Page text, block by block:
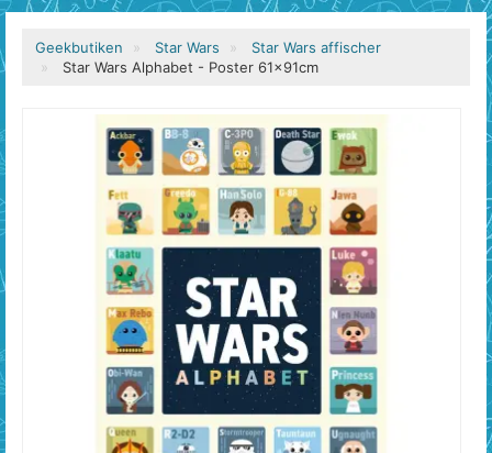
Geekbutiken Star Wars
Star Wars affischer
Star Wars Alphabet - Poster 61x91cm